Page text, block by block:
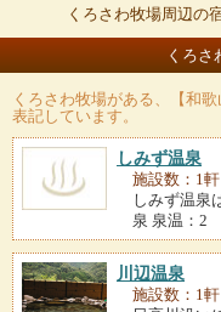
くろさわ牧場周辺の
くろさ
くろさわ牧場がある、【和
表記しています。
しみず温泉
施設数：1軒
しみず温泉
泉 泉温：2
川辺温泉
施設数：1軒